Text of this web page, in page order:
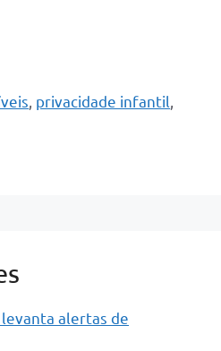
privacidade infantil
alertas de